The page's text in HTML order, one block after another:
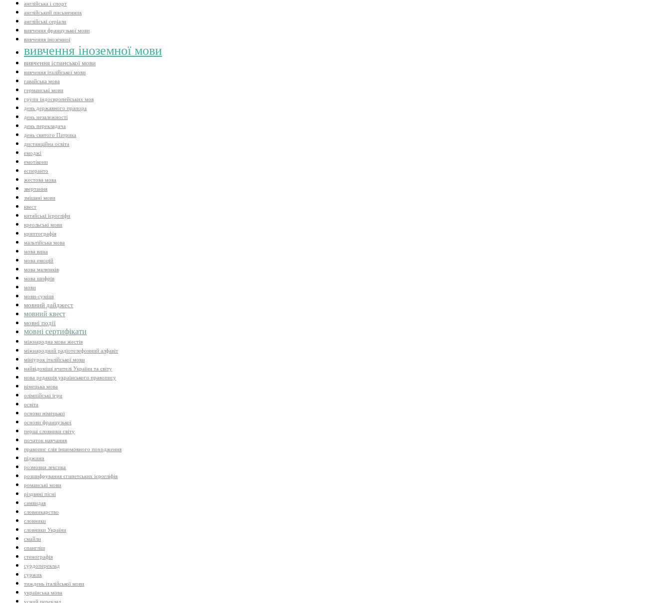
англійська і спорт
англійський письменник
англійські серіали
вивчення французької мови
вивчення іноземної
вивчення іноземної мови
вивчення іспанської мови
вивчення італійської мови
гавайська мова
германські мови
групи індоєвропейських мов
день державного прапора
день незалежності
день перекладача
день святого Патрика
дистанційна освіта
емоджі
емотікони
есперанто
жестова мова
звертання
змішані мови
квест
китайські ієрогліфи
креольські мови
криптографія
мальтійська мова
мова вина
мова емоцій
мова малюнків
мова шифрів
мови
мови-суміші
мовний дайджест
мовний квест
мовні події
мовні сертифікати
міжнародна мова жестів
міжнародний радіотелефонний алфавіт
мініурок італійської мови
найвідоміші вчителі України та світу
нова редакція українського правопису
німецька мова
олімпійські ігри
освіта
основи німецької
основи французької
перші словники світу
початок навчання
правопис слів іншомовного походження
піджини
розмовна лексика
розшифрування єгипетських ієрогліфів
романські мови
різдвяні пісні
самвидав
словникарство
словники
словники України
смайли
спангліш
стенографія
сурдопереклад
суржик
тиждень італійської мови
українська мова
усний переклад